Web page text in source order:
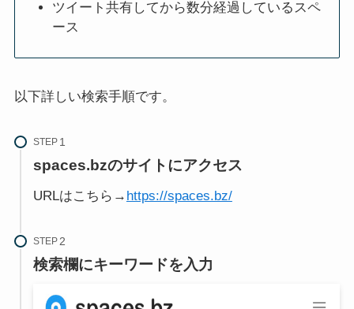
ツイート共有してから数分経過しているスペ
ース
以下詳しい検索手順です。
STEP
spaces.bzのサイトにアクセス
URLはこちら→ https://spaces.bz/
STEP
検索欄にキーワードを入力